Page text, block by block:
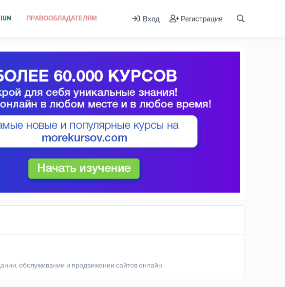
ПРАВООБЛАДАТЕЛЯМ Вход Регистрация
обслуживании и продвижении сайтов онлайн.